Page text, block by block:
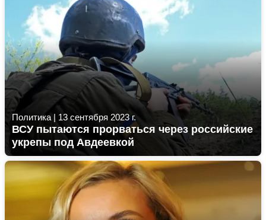
Политика | 13 сентября 2023 г.
ВСУ пытаются прорваться через российские
укрепы под Авдеевкой